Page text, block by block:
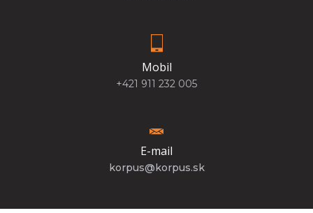
Mobil
+421 911 232 005
E-mail
korpus@korpus.sk